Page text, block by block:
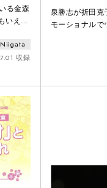
る金森
いえる
キーの
かれ、
収録
泉勝志が折田
モーショナル